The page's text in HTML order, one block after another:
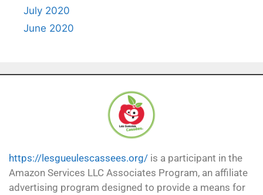
July 2020
June 2020
https://lesgueulescassees.org/ is a participant in the
Amazon Services LLC Associates Program, an affiliate
advertising program designed to provide a means for